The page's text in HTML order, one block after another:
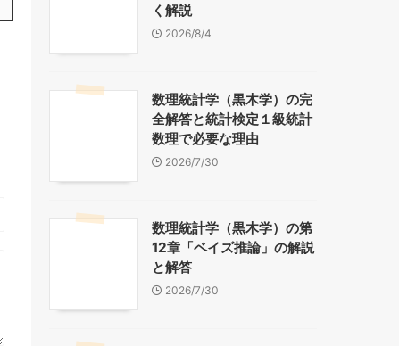
く解説
2026/8/4
数理統計学（黒木学）の完
全解答と統計検定１級統計
数理で必要な理由
2026/7/30
数理統計学（黒木学）の第
12章「ベイズ推論」の解説
と解答
2026/7/30